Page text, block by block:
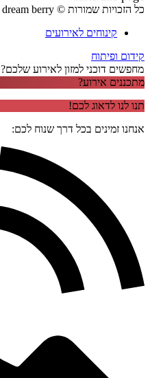
כל הזכויות שמורות © dream berry
קינוחים לאירועים
קידום ופיתוח
מחפשים דוכני למזון לאירוע שלכם?
מתכננים אירוע?
תנו לנו לדאוג לכם!
אנחנו זמינים בכל דרך שנוח לכם: